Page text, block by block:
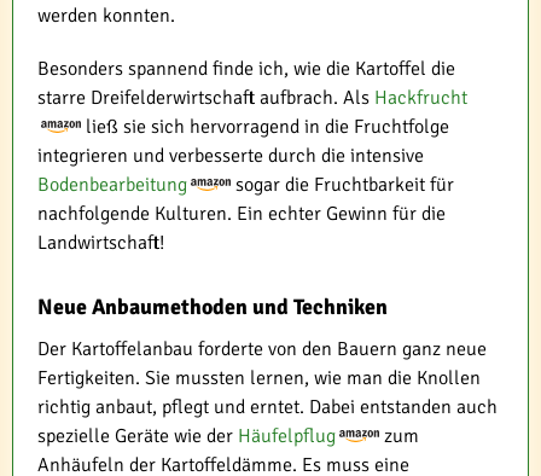
werden konnten.
Besonders spannend finde ich, wie die Kartoffel die
starre Dreifelderwirtschaft aufbrach. Als Hackfrucht
ließ sie sich hervorragend in die Fruchtfolge
integrieren und verbesserte durch die intensive
Bodenbearbeitung
sogar die Fruchtbarkeit für
nachfolgende Kulturen. Ein echter Gewinn für die
Landwirtschaft!
Neue Anbaumethoden und Techniken
Der Kartoffelanbau forderte von den Bauern ganz neue
Fertigkeiten. Sie mussten lernen, wie man die Knollen
richtig anbaut, pflegt und erntet. Dabei entstanden auch
spezielle Geräte wie der Häufelpflug
zum
Anhäufeln der Kartoffeldämme. Es muss eine